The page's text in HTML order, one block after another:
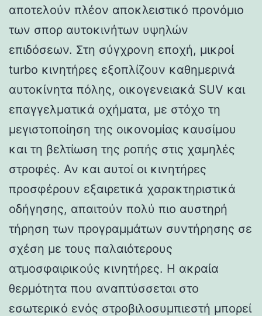
αποτελούν πλέον αποκλειστικό προνόμιο
των σπορ αυτοκινήτων υψηλών
επιδόσεων. Στη σύγχρονη εποχή, μικροί
turbo κινητήρες εξοπλίζουν καθημερινά
αυτοκίνητα πόλης, οικογενειακά SUV και
επαγγελματικά οχήματα, με στόχο τη
μεγιστοποίηση της οικονομίας καυσίμου
και τη βελτίωση της ροπής στις χαμηλές
στροφές. Αν και αυτοί οι κινητήρες
προσφέρουν εξαιρετικά χαρακτηριστικά
οδήγησης, απαιτούν πολύ πιο αυστηρή
τήρηση των προγραμμάτων συντήρησης σε
σχέση με τους παλαιότερους
ατμοσφαιρικούς κινητήρες. Η ακραία
θερμότητα που αναπτύσσεται στο
εσωτερικό ενός στροβιλοσυμπιεστή μπορεί